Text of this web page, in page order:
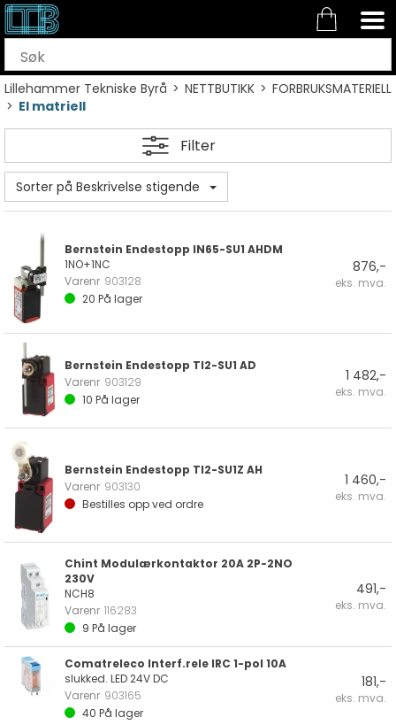
Lillehammer Tekniske Byrå>NETTBUTIKK>FORBRUKSMATERIELL
>El matriell
Filter
Sorter på Beskrivelse stigende
Bernstein Endestopp IN65-SU1 AHDM
1NO+1NC
Varenr 903128
20 På lager
876,-
eks. mva.
Bernstein Endestopp TI2-SU1 AD
Varenr 903129
10 På lager
1 482,-
eks. mva.
Bernstein Endestopp TI2-SU1Z AH
Varenr 903130
Bestilles opp ved ordre
1 460,-
eks. mva.
Chint Modulærkontaktor 20A 2P-2NO
230V
NCH8
Varenr 116283
9 På lager
491,-
eks. mva.
Comatreleco Interf.rele IRC 1-pol 10A
slukked. LED 24V DC
Varenr 903165
40 På lager
181,-
eks. mva.